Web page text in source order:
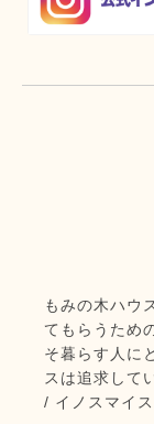
もみの木ハウ
てもらうため
そ暮らす人に
スは追求して
/ イノスマイス